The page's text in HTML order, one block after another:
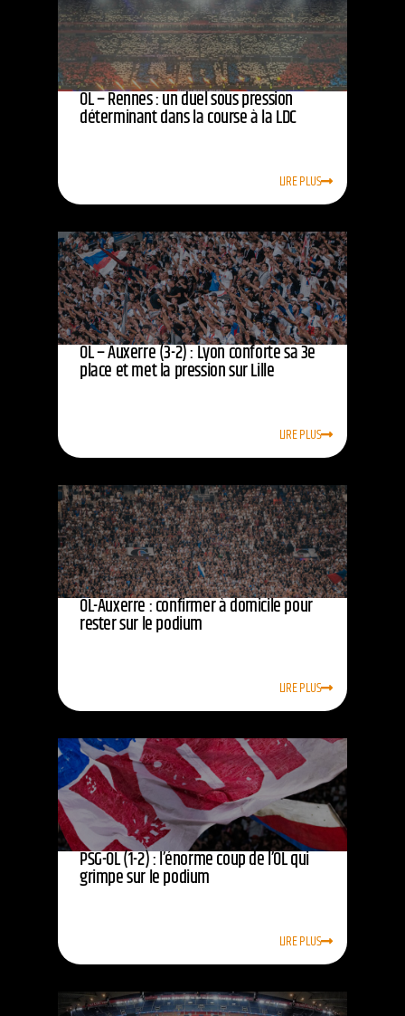
OL – Rennes : un duel sous pression
déterminant dans la course à la LDC
LIRE PLUS
OL – Auxerre (3-2) : Lyon conforte sa 3e
place et met la pression sur Lille
LIRE PLUS
OL-Auxerre : confirmer à domicile pour
rester sur le podium
LIRE PLUS
PSG-OL (1-2) : l’énorme coup de l’OL qui
grimpe sur le podium
LIRE PLUS